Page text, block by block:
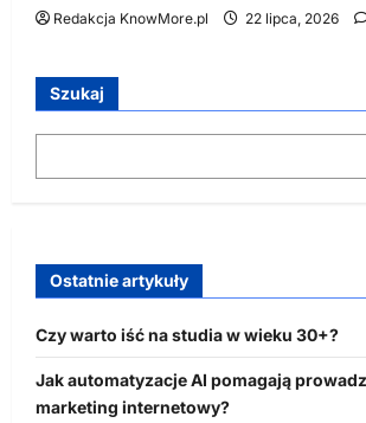
Redakcja KnowMore.pl 22 lipca, 2026
Szukaj
Ostatnie artykuły
Czy warto iść na studia w wieku 30+?
Jak automatyzacje AI pomagają
marketing internetowy?